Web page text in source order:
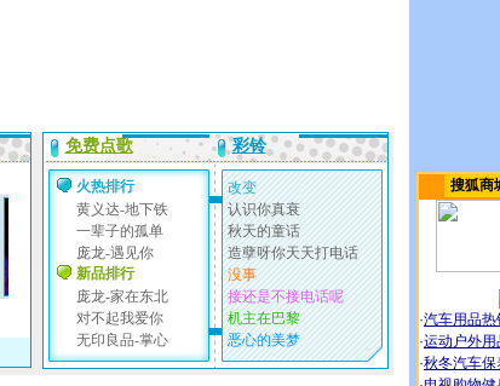
搜狐商
·汽车用品
·运动户外
·秋冬汽车